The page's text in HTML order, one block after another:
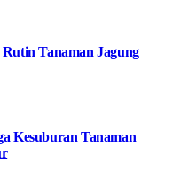
Tanaman Jagung
Kesuburan Tanaman